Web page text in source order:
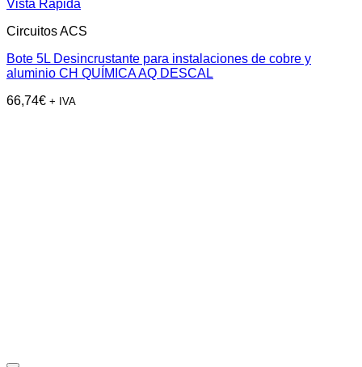
Vista Rápida
Circuitos ACS
Bote 5L Desincrustante para instalaciones de cobre y
aluminio CH QUÍMICA AQ DESCAL
66,74€ + IVA